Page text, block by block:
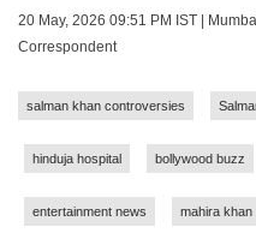
20 May, 2026 09:51 PM IST |
Correspondent
salman khan controversies
hinduja hospital bollywood buzz
entertainment news mahira khan